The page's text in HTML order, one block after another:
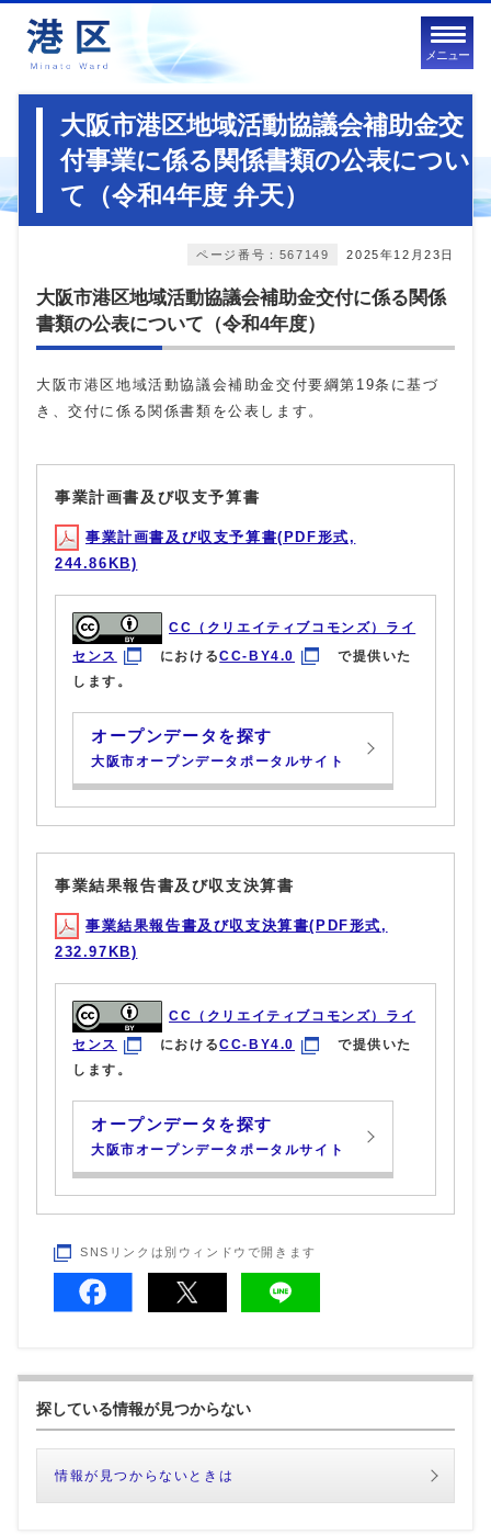
メニュー
大阪市港区地域活動協議会補助金交
付事業に係る関係書類の公表につい
て（令和4年度 弁天）
2025年12月23日
ページ番号：567149
大阪市港区地域活動協議会補助金交付に係る関係
書類の公表について（令和4年度）
大阪市港区地域活動協議会補助金交付要綱第19条に基づ
き、交付に係る関係書類を公表します。
事業計画書及び収支予算書
事業計画書及び収支予算書(PDF形式,
244.86KB)
CC（クリエイティブコモンズ）ライ
センス
におけるCC-BY4.0
で提供いた
します。
オープンデータを探す
大阪市オープンデータポータルサイト
事業結果報告書及び収支決算書
事業結果報告書及び収支決算書(PDF形式,
232.97KB)
CC（クリエイティブコモンズ）ライ
センス
におけるCC-BY4.0
で提供いた
します。
オープンデータを探す
大阪市オープンデータポータルサイト
SNSリンクは別ウィンドウで開きます
探している情報が見つからない
情報が見つからないときは